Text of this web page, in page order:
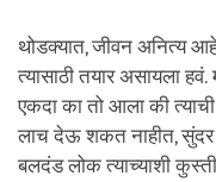
थोडक्यात, जीवन अनित्य
त्यासाठी तयार असायला
एकदा का तो आला की
लाच देऊ शकत नाहीत,
बलदंड लोक त्याच्याशी